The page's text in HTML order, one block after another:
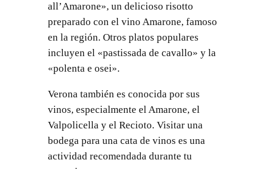
all’Amarone», un delicioso risotto
preparado con el vino Amarone, famoso
en la región. Otros platos populares
incluyen el «pastissada de cavallo» y la
«polenta e osei».
Verona también es conocida por sus
vinos, especialmente el Amarone, el
Valpolicella y el Recioto. Visitar una
bodega para una cata de vinos es una
actividad recomendada durante tu